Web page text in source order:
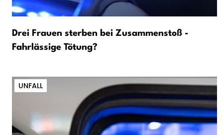
Drei Frauen sterben bei Zusammenstoß -
Fahrlässige Tötung?
UNFALL